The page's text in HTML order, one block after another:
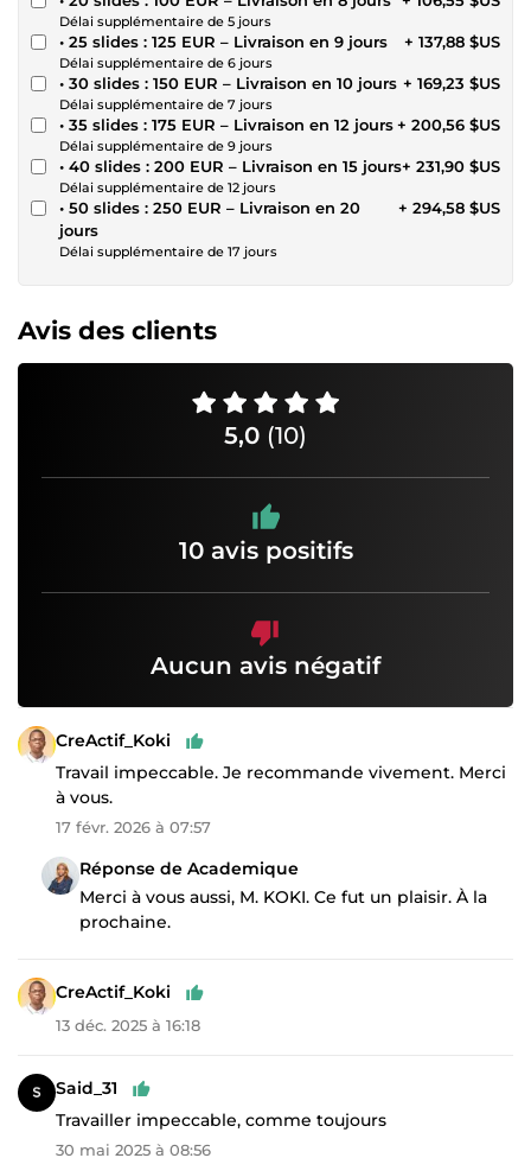
Délai supplémentaire de 5 jours
• 25 slides : 125 EUR – Livraison en 9 jours
Délai supplémentaire de 6 jours
+ 137,88 $US
• 30 slides : 150 EUR – Livraison en 10 jours
Délai supplémentaire de 7 jours
+ 169,23 $US
• 35 slides : 175 EUR – Livraison en 12 jours
Délai supplémentaire de 9 jours
+ 200,56 $US
• 40 slides : 200 EUR – Livraison en 15 jours
Délai supplémentaire de 12 jours
+ 231,90 $US
• 50 slides : 250 EUR – Livraison en 20
jours
Délai supplémentaire de 17 jours
+ 294,58 $US
Avis des clients
5,0 (10)
10 avis positifs
Aucun avis négatif
CreActif_Koki
Travail impeccable. Je recommande vivement. Merci
à vous.
17 févr. 2026 à 07:57
Réponse de Academique
Merci à vous aussi, M. KOKI. Ce fut un plaisir. À la
prochaine.
CreActif_Koki
13 déc. 2025 à 16:18
Said_31
Travailler impeccable, comme toujours
30 mai 2025 à 08:56